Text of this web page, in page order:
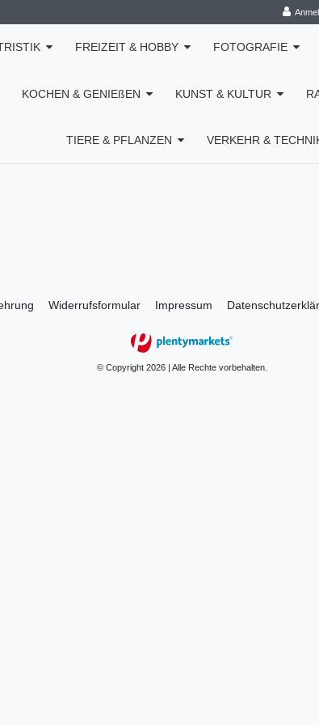
FREIZEIT & HOBBY FOTOGRAFIE
KOCHEN & GENIEßEN KUNST & KULTUR
TIERE & PFLANZEN VERKEHR &
Widerrufs­formular Impressum
© Copyright 2026 | Alle Rechte vorbehalten.